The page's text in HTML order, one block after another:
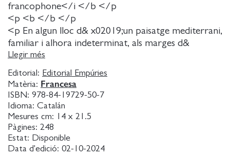
francophone</i </b </p
<p <b </b </p
<p En algun lloc d& x02019;un paisatge mediterrani,
familiar i alhora indeterminat, als marges d&
x02019;un camp de batalla, un soldat intenta fugir
de la seva pròpia violència, fins que troba una noia
en un poble abandonat, amagada de tothom. L&
x02019;11 de setembre de 2001, al riu Havel, prop
de Berlín, a bord d& x02019;un paquebot, un
congrés científic recorda la figura de Paul
Heudeber, genial matemàtic de l&
x02019;Alemanya de l& x02019;Est, fugitiu de
Buchenwald, que es va mantenir fidel al seu costat
Llegir més
Editorial: Editorial Empúries
Matèria: Francesa
ISBN: 978-84-19729-50-7
Idioma: Catalán
Mesures cm:
14 x 21.5
Pàgines: 248
Estat: Disponible
Data d'edició: 02-10-2024